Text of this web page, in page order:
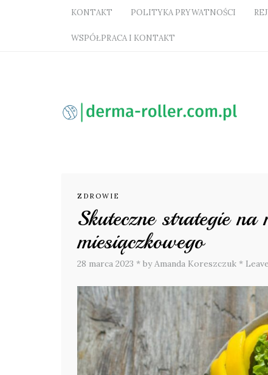
KONTAKT POLITYKA PRYWATNOŚCI
WSPÓŁPRACA I KONTAKT
ZDROWIE
Skuteczne strategie na
miesiączkowego
28 marca 2023 * by Amanda Koreszczuk *